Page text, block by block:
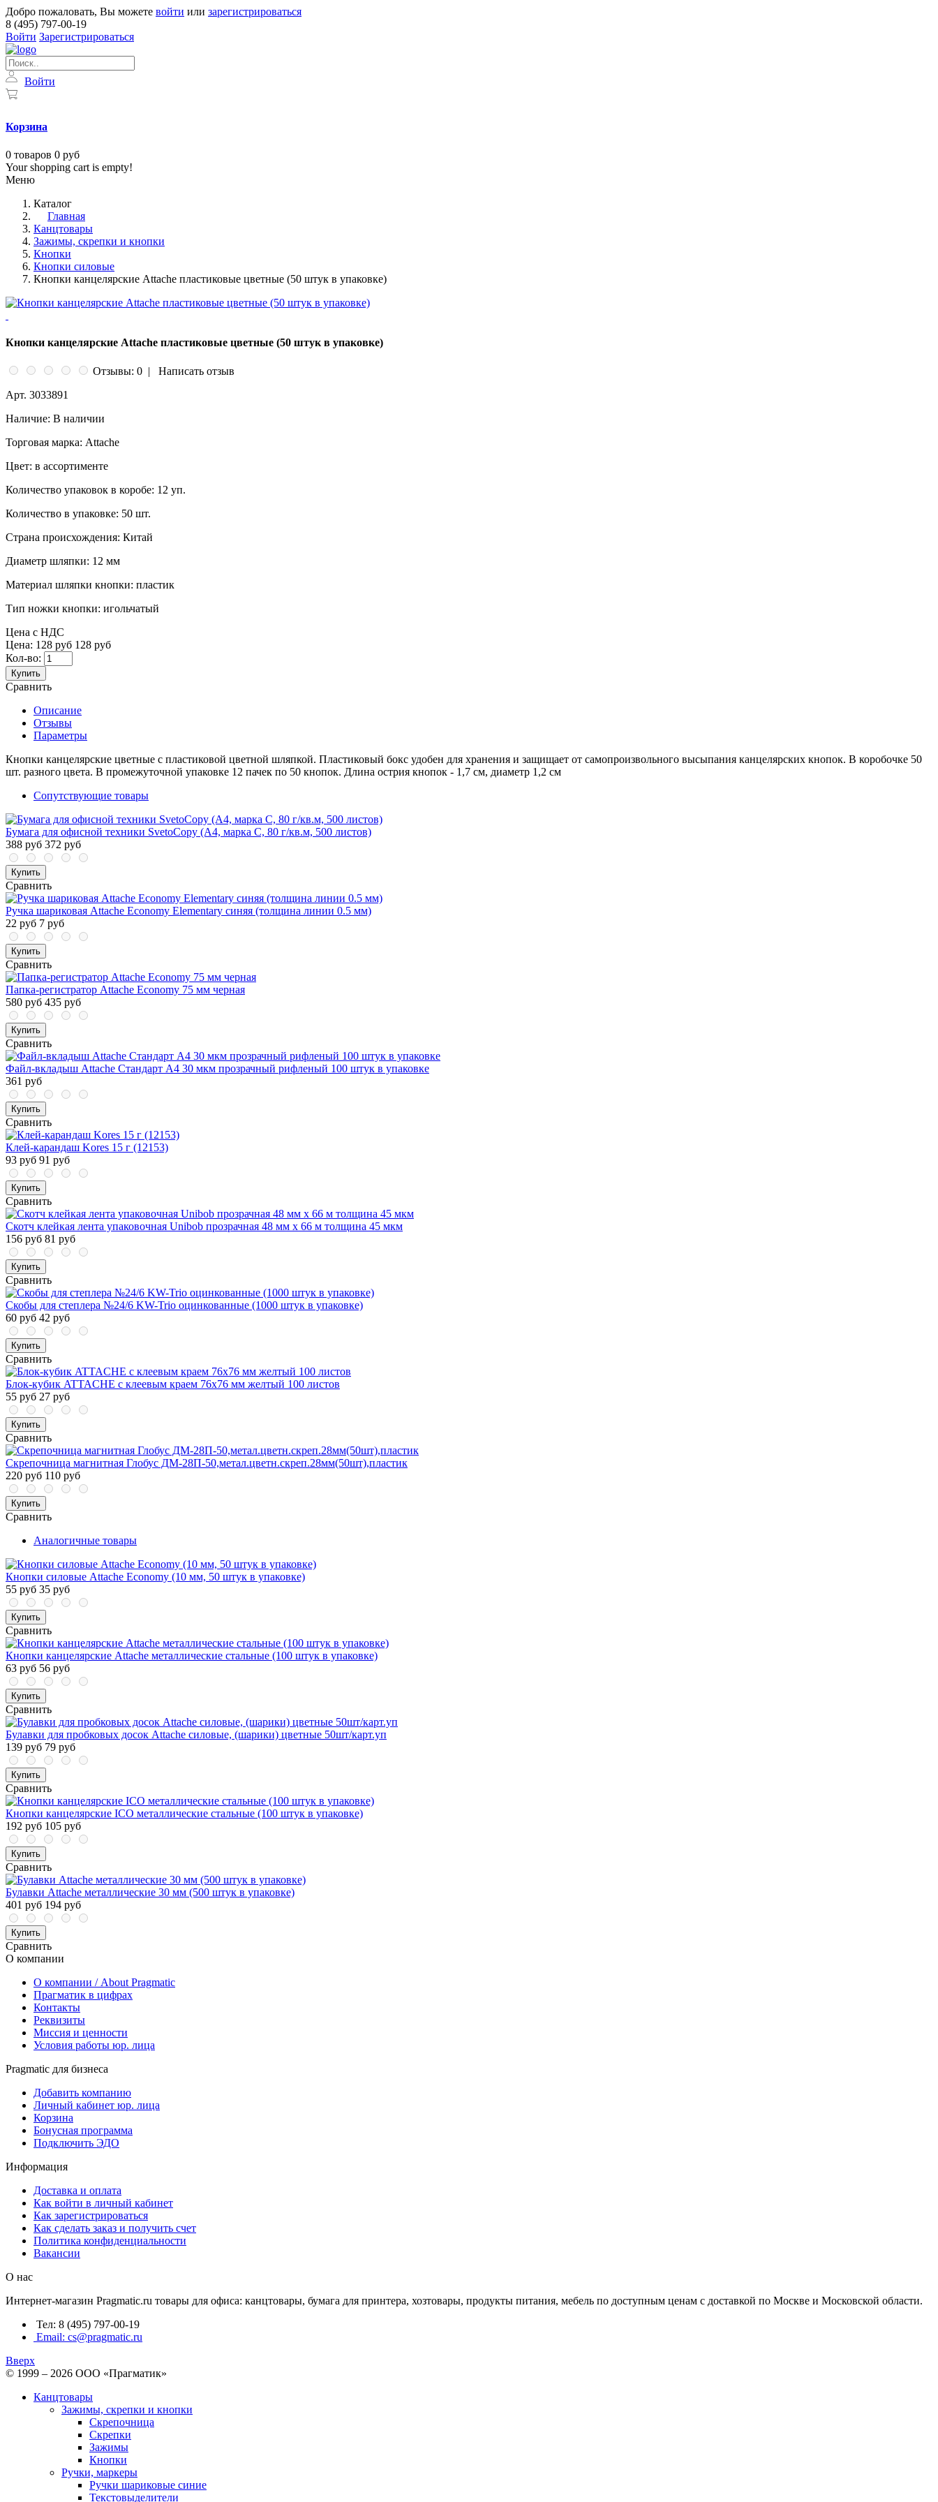
Добро пожаловать, Вы можете войти или зарегистрироваться
8 (495) 797-00-19
Войти Зарегистрироваться
Войти
Корзина
0 товаров 0 руб
Your shopping cart is empty!
Меню
Каталог
Главная
Канцтовары
Зажимы, скрепки и кнопки
Кнопки
Кнопки силовые
Кнопки канцелярские Attache пластиковые цветные (50 штук в упаковке)
Кнопки канцелярские Attache пластиковые цветные (50 штук в упаковке)
Отзывы: 0 |
Написать отзыв
Арт. 3033891
Наличие: В наличии
Торговая марка: Attache
Цвет: в ассортименте
Количество упаковок в коробе: 12 уп.
Количество в упаковке: 50 шт.
Страна происхождения: Китай
Диаметр шляпки: 12 мм
Материал шляпки кнопки: пластик
Тип ножки кнопки: игольчатый
Цена с НДС
Цена: 128 руб 128 руб
Кол-во:
Купить
Сравнить
Описание
Отзывы
Параметры
Кнопки канцелярские цветные с пластиковой цветной шляпкой. Пластиковый бокс удобен для хранения и защищает от самопроизвольного высыпания канцелярских кнопок. В коробочке 50
шт. разного цвета. В промежуточной упаковке 12 пачек по 50 кнопок. Длина острия кнопок - 1,7 см, диаметр 1,2 см
Сопутствующие товары
Бумага для офисной техники SvetoCopy (A4, марка C, 80 г/кв.м, 500 листов)
388 руб 372 руб
Купить
Сравнить
Ручка шариковая Attache Economy Elementary синяя (толщина линии 0.5 мм)
22 руб 7 руб
Купить
Сравнить
Папка-регистратор Attache Economy 75 мм черная
580 руб 435 руб
Купить
Сравнить
Файл-вкладыш Attache Стандарт А4 30 мкм прозрачный рифленый 100 штук в упаковке
361 руб
Купить
Сравнить
Клей-карандаш Kores 15 г (12153)
93 руб 91 руб
Купить
Сравнить
Скотч клейкая лента упаковочная Unibob прозрачная 48 мм x 66 м толщина 45 мкм
156 руб 81 руб
Купить
Сравнить
Скобы для степлера №24/6 KW-Trio оцинкованные (1000 штук в упаковке)
60 руб 42 руб
Купить
Сравнить
Блок-кубик ATTACHE с клеевым краем 76х76 мм желтый 100 листов
55 руб 27 руб
Купить
Сравнить
Скрепочница магнитная Глобус ДМ-28П-50,метал.цветн.скреп.28мм(50шт),пластик
220 руб 110 руб
Купить
Сравнить
Аналогичные товары
Кнопки силовые Attache Economy (10 мм, 50 штук в упаковке)
55 руб 35 руб
Купить
Сравнить
Кнопки канцелярские Attache металлические стальные (100 штук в упаковке)
63 руб 56 руб
Купить
Сравнить
Булавки для пробковых досок Attache силовые, (шарики) цветные 50шт/карт.уп
139 руб 79 руб
Купить
Сравнить
Кнопки канцелярские ICO металлические стальные (100 штук в упаковке)
192 руб 105 руб
Купить
Сравнить
Булавки Attache металлические 30 мм (500 штук в упаковке)
401 руб 194 руб
Купить
Сравнить
О компании
О компании / About Pragmatic
Прагматик в цифрах
Контакты
Реквизиты
Миссия и ценности
Условия работы юр. лица
Pragmatic для бизнеса
Добавить компанию
Личный кабинет юр. лица
Корзина
Бонусная программа
Подключить ЭДО
Информация
Доставка и оплата
Как войти в личный кабинет
Как зарегистрироваться
Как сделать заказ и получить счет
Политика конфиденциальности
Вакансии
О нас
Интернет-магазин Pragmatic.ru товары для офиса: канцтовары, бумага для принтера, хозтовары, продукты питания, мебель по доступным ценам с доставкой по Москве и Московской области.
Тел: 8 (495) 797-00-19
Email: cs@pragmatic.ru
Вверх
© 1999 – 2026 ООО «Прагматик»
Канцтовары
Зажимы, скрепки и кнопки
Скрепочница
Скрепки
Зажимы
Кнопки
Ручки, маркеры
Ручки шариковые синие
Текстовыделители